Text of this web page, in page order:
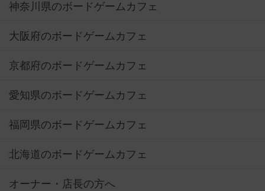
神奈川県のボードゲームカフェ
大阪府のボードゲームカフェ
京都府のボードゲームカフェ
愛知県のボードゲームカフェ
福岡県のボードゲームカフェ
北海道のボードゲームカフェ
オーナー・店長の方へ